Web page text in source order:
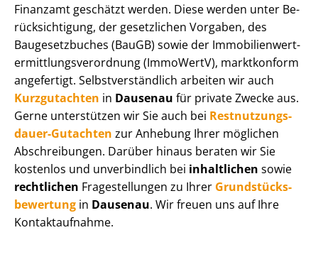
Finanzamt geschätzt werden. Diese werden unter Be­
rück­sich­ti­gung, der gesetzlichen Vorgaben, des
Baugesetzbuches (BauGB) sowie der Im­mo­bi­li­en­wert­
ermitt­lungs­ver­ord­nung (ImmoWertV), marktkonform
angefertigt. Selbst­ver­ständ­lich arbeiten wir auch
Kurzgutachten in Dausenau für private Zwecke aus.
Gerne unterstützen wir Sie auch bei Rest­nut­zungs­
dau­er-Gutachten zur Anhebung Ihrer möglichen
Abschreibungen. Darüber hinaus beraten wir Sie
kostenlos und unverbindlich bei inhaltlichen sowie
rechtlichen Fragestellungen zu Ihrer Grund­stücks­
be­wer­tung in Dausenau. Wir freuen uns auf Ihre
Kontaktaufnahme.